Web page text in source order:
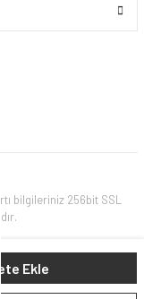
Ekle
bilgileriniz 256bit SSL
e-
ticaret
paketleri
ile